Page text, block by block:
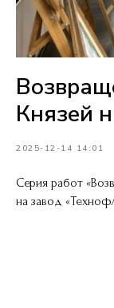
Князей
2025-12-14 14:01
Серия работ
на завод